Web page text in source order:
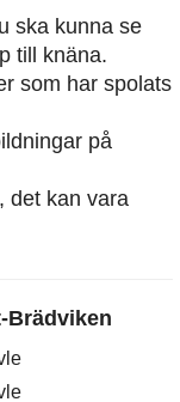
ska kunna se
till knäna.
som har spolats
på
det kan vara
Brädviken